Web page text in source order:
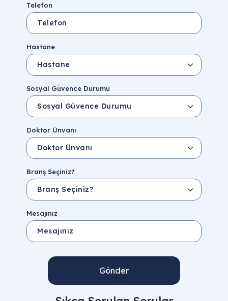
Telefon
Hastane
Sosyal Güvence Durumu
Doktor Ünvanı
Branş Seçiniz?
Mesajınız
Gönder